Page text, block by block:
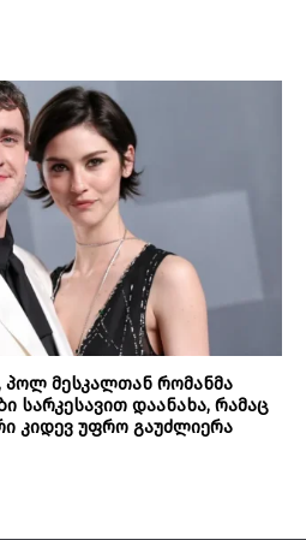
პოლ მესკალთან რომანმა
სარკესავით დაანახა, რამაც
კიდევ უფრო გაუძლიერა